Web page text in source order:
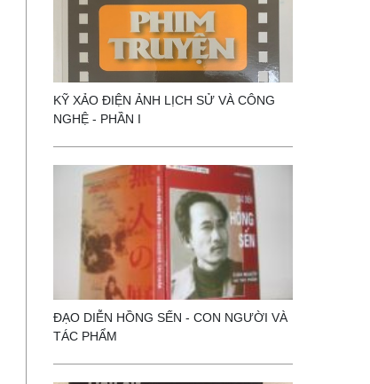
KỸ XẢO ĐIỆN ẢNH LỊCH SỬ VÀ CÔNG
NGHỆ - PHẦN I
ĐẠO DIỄN HỒNG SẾN - CON NGƯỜI VÀ
TÁC PHẨM